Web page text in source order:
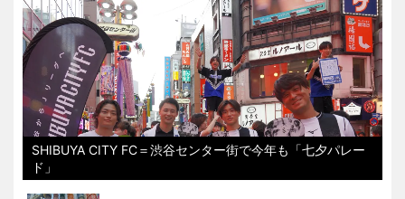
SHIBUYA CITY FC＝渋谷センター街で今年も「七夕パレー
ド」